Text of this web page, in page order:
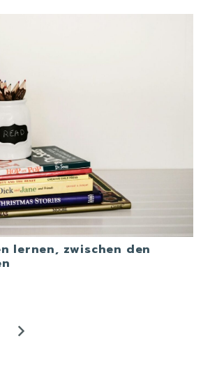
lernen, zwischen den